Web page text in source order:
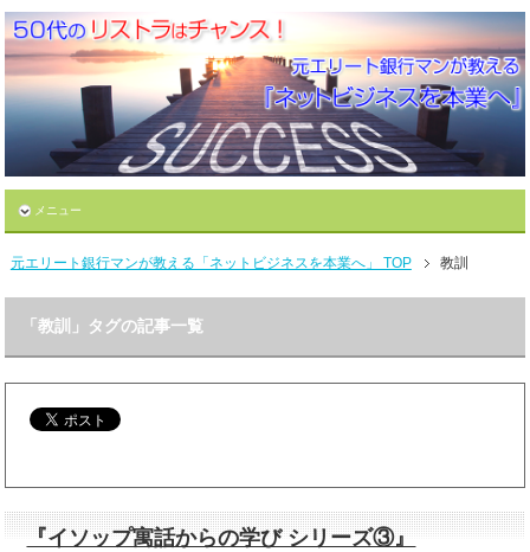
メニュー
元エリート銀行マンが教える「ネットビジネスを本業へ」 TOP 教訓
「教訓」タグの記事一覧
『イソップ寓話からの学び シリーズ③』